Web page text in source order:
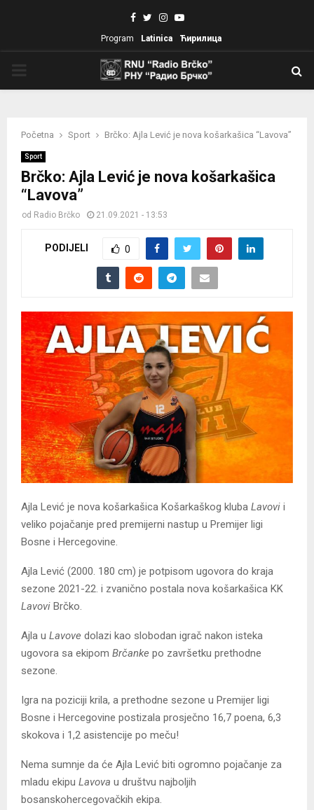
Facebook
TwitterInstagram
Youtube
Program Latinica Ћирилица
Početna Sport Brčko: Ajla Lević je nova košarkašica “Lavova”
Sport
Brčko: Ajla Lević je nova košarkašica
“Lavova”
od Radio Brčko 21.09.2021 - 13:53
PODIJELI 0
Ajla Lević je nova košarkašica Košarkaškog kluba Lavovi i
veliko pojačanje pred premijerni nastup u Premijer ligi
Bosne i Hercegovine.
Ajla Lević (2000. 180 cm) je potpisom ugovora do kraja
sezone 2021-22. i zvanično postala nova košarkašica KK
Lavovi Brčko.
Ajla u Lavove dolazi kao slobodan igrač nakon isteka
ugovora sa ekipom Brčanke po završetku prethodne
sezone.
Igra na poziciji krila, a prethodne sezone u Premijer ligi
Bosne i Hercegovine postizala prosječno 16,7 poena, 6,3
skokova i 1,2 asistencije po meču!
Nema sumnje da će Ajla Lević biti ogromno pojačanje za
mladu ekipu Lavova u društvu najboljih
bosanskohercegovačkih ekipa.